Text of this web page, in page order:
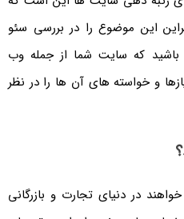
این موضوع را در بررسی سئو
که سایت شما از جمله وب
و خواسته های آن ها را در نظر
در دنیای تجارت و بازرگانی